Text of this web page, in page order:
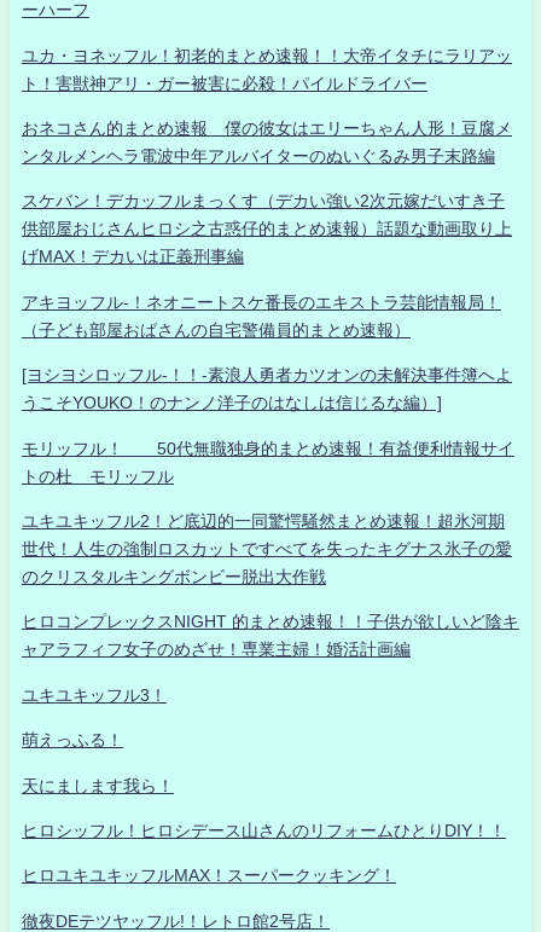
ーハーフ
ユカ・ヨネッフル！初老的まとめ速報！！大帝イタチにラリアッ
ト！害獣神アリ・ガー被害に必殺！パイルドライバー
おネコさん的まとめ速報 僕の彼女はエリーちゃん人形！豆腐メ
ンタルメンヘラ電波中年アルバイターのぬいぐるみ男子末路編
スケバン！デカッフルまっくす（デカい強い2次元嫁だいすき子
供部屋おじさんヒロシ之古惑仔的まとめ速報）話題な動画取り上
げMAX！デカいは正義刑事編
アキヨッフル-！ネオニートスケ番長のエキストラ芸能情報局！
（子ども部屋おばさんの自宅警備員的まとめ速報）
[ヨシヨシロッフル-！！-素浪人勇者カツオンの未解決事件簿へよ
うこそYOUKO！のナンノ洋子のはなしは信じるな編）]
モリッフル！ 50代無職独身的まとめ速報！有益便利情報サイ
トの杜 モリッフル
ユキユキッフル2！ど底辺的一同驚愕騒然まとめ速報！超氷河期
世代！人生の強制ロスカットですべてを失ったキグナス氷子の愛
のクリスタルキングボンビー脱出大作戦
ヒロコンプレックスNIGHT 的まとめ速報！！子供が欲しいど陰キ
ャアラフィフ女子のめざせ！専業主婦！婚活計画編
ユキユキッフル3！
萌えっふる！
天にまします我ら！
ヒロシッフル！ヒロシデース山さんのリフォームひとりDIY！！
ヒロユキユキッフルMAX！スーパークッキング！
徹夜DEテツヤッフル!！レトロ館2号店！